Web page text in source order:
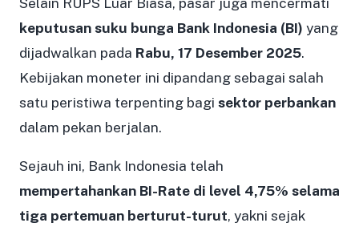
keputusan suku bunga Bank Indonesia (BI) yang
dijadwalkan pada Rabu, 17 Desember 2025.
Kebijakan moneter ini dipandang sebagai salah
satu peristiwa terpenting bagi sektor perbankan
dalam pekan berjalan.
Sejauh ini, Bank Indonesia telah
mempertahankan BI-Rate di level 4,75% selama
tiga pertemuan berturut-turut, yakni sejak